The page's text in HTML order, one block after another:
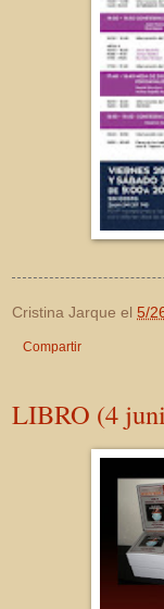
Cristina Jarque el 5/
Compartir
LIBRO (4